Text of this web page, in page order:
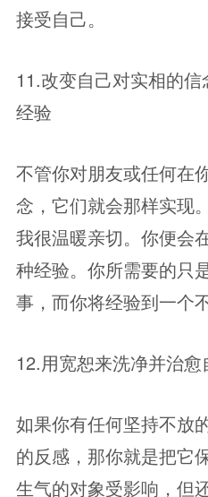
接受自己。
11.改变自己对实相的
经验
不管你对朋友或任何在
念，它们就会那样实现
我很温暖亲切。你便会
种经验。你所需要的只
事，而你将经验到一个
12.用宽恕来洗净并治
如果你有任何坚持不放
的反感，那你就是把它
生气的对象受影响，但